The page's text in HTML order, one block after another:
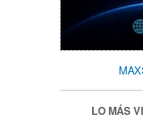
LO MÁS